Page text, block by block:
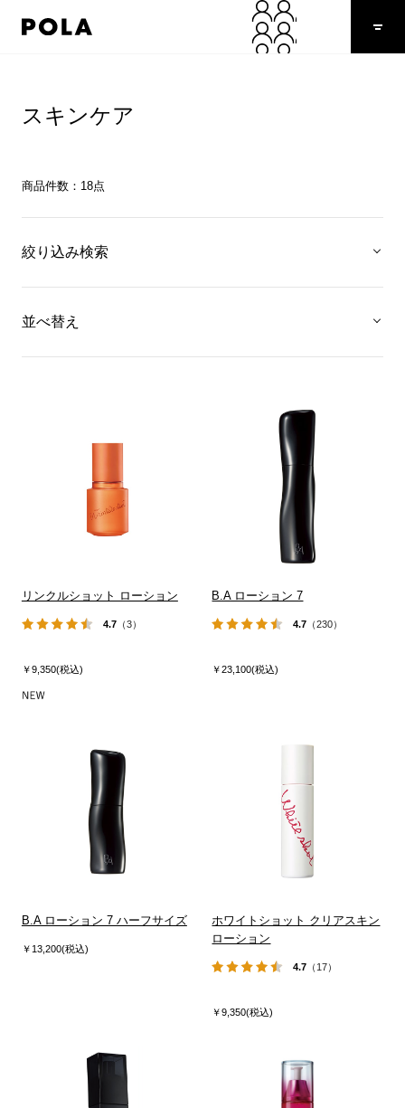
スキンケア
商品件数： 18点
絞り込み検索
並べ替え
リンクルショット ローション
4.7（3）
￥9,350(税込)
B.A ローション 7
4.7 （230）
￥23,100(税込)
B.A ローション 7 ハーフサイズ
￥13,200(税込)
ホワイトショット クリアスキン
ローション
4.7 （17）
￥9,350(税込)